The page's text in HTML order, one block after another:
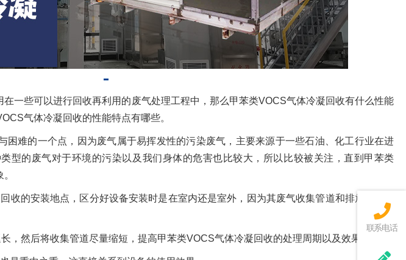
一些可以进行回收再利用的废气处理工程中，那么甲苯类VOCS气体冷凝回收有什么性能
气体冷凝回收的性能特点有哪些。
困难的一个点，因为废气属于易挥发性的污染废气，主要来源于一些石油、化工行业在进
型的废气对于环境的污染以及我们身体的危害也比较大，所以比较被关注，直到甲苯类
收的安装地点，区分好设备安装时是在室内还是室外，因为其废气收集管道和排放管道都
，然后将收集管道尽量缩短，提高甲苯类VOCS气体冷凝回收的处理周期以及效果。
联系电话